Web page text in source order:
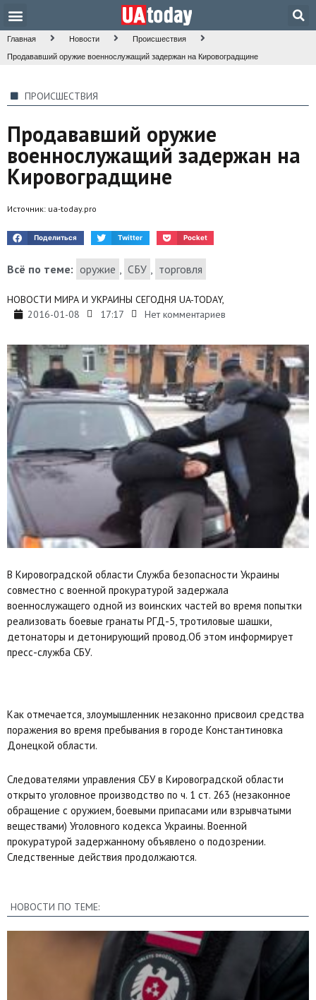
Главная Новости Происшествия
Продававший оружие военнослужащий задержан на Кировоградщине
ПРОИСШЕСТВИЯ
Продававший оружие
военнослужащий задержан на
Кировоградщине
Источник: ua-today.pro
Поделиться Twitter Pocket
Всё по теме: оружие , СБУ , торговля
НОВОСТИ МИРА И УКРАИНЫ СЕГОДНЯ UA-TODAY,
2016-01-08
17:17 Нет комментариев
В Кировоградской области Служба безопасности Украины
совместно с военной прокуратурой задержала
военнослужащего одной из воинских частей во время попытки
реализовать боевые гранаты РГД-5, тротиловые шашки,
детонаторы и детонирующий провод.Об этом информирует
пресс-служба СБУ.
Как отмечается, злоумышленник незаконно присвоил средства
поражения во время пребывания в городе Константиновка
Донецкой области.
Следователями управления СБУ в Кировоградской области
открыто уголовное производство по ч. 1 ст. 263 (незаконное
обращение с оружием, боевыми припасами или взрывчатыми
веществами) Уголовного кодекса Украины. Военной
прокуратурой задержанному объявлено о подозрении.
Следственные действия продолжаются.
НОВОСТИ ПО ТЕМЕ: